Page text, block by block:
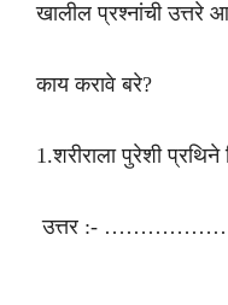
खालील प्रश्नांची उत्तरे
काय करावे बरे?
1.शरीराला पुरेशी प्रथिने
उत्तर :-